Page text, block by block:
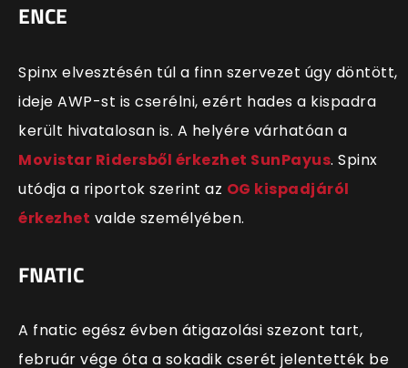
ENCE
Spinx elvesztésén túl a finn szervezet úgy döntött,
ideje AWP-st is cserélni, ezért hades a kispadra
került hivatalosan is. A helyére várhatóan a
Movistar Ridersből érkezhet SunPayus. Spinx
utódja a riportok szerint az OG kispadjáról
érkezhet valde személyében.
FNATIC
A fnatic egész évben átigazolási szezont tart,
február vége óta a sokadik cserét jelentették be